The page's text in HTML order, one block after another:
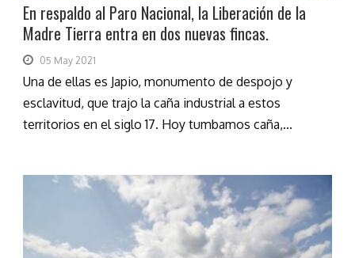
En respaldo al Paro Nacional, la Liberación de la
Madre Tierra entra en dos nuevas fincas.
05 May 2021
Una de ellas es Japio, monumento de despojo y
esclavitud, que trajo la caña industrial a estos
territorios en el siglo 17. Hoy tumbamos caña,...